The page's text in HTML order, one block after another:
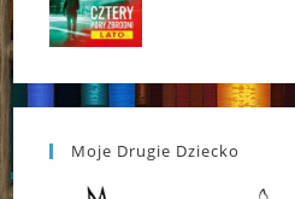
Moje Drugie Dziecko